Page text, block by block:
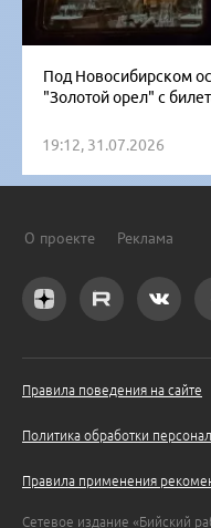
Под Новосибирском
"Золотой орел" с
19:12, 31.07.2026
О проекте Реклама
Правила поведения на сайте
Политика обработки
Правила применения
Сетевое издание «Бийский